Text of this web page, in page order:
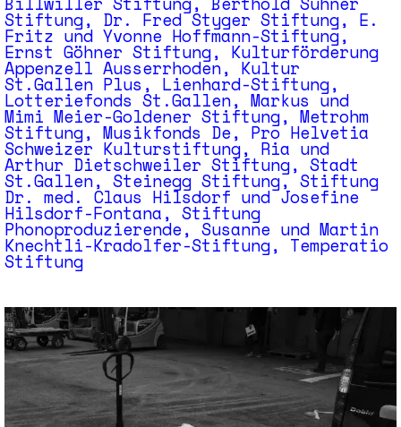
Stiftung, Dr. Fred Styger Stiftung, E.
Fritz und Yvonne Hoffmann-Stiftung,
Ernst Göhner Stiftung, Kulturförderung
Appenzell Ausserrhoden, Kultur
St.Gallen Plus, Lienhard-Stiftung,
Lotteriefonds St.Gallen, Markus und
Mimi Meier-Goldener Stiftung, Metrohm
Stiftung, Musikfonds De, Pro Helvetia
Schweizer Kulturstiftung, Ria und
Arthur Dietschweiler Stiftung, Stadt
St.Gallen, Steinegg Stiftung, Stiftung
Dr. med. Claus Hilsdorf und Josefine
Hilsdorf-Fontana, Stiftung
Phonoproduzierende, Susanne und Martin
Knechtli-Kradolfer-Stiftung, Temperatio
Stiftung